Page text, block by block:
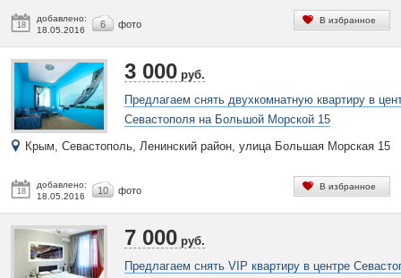
18
добавлено:
18.05.2016
6 фото В избранное
18
добавлено:
18.05.2016
10 фото
3 000 руб.
Предлагаем снять двухкомнатную квартиру в
Севастополя на Большой Морской 15
Крым, Севастополь, Ленинский район, улица Большая Морская 15
В избранное
7 000 руб.
Предлагаем снять VIP квартиру в центре